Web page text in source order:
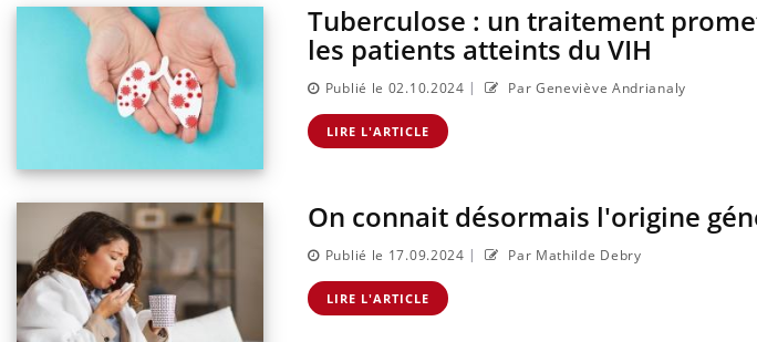
Tuberculose : un traitement
les patients atteints du VIH
Publié le 02.10.2024 | Par Geneviève Andrianaly
LIRE L'ARTICLE
On connait désormais l'origine
Publié le 17.09.2024 | Par Mathilde Debry
LIRE L'ARTICLE